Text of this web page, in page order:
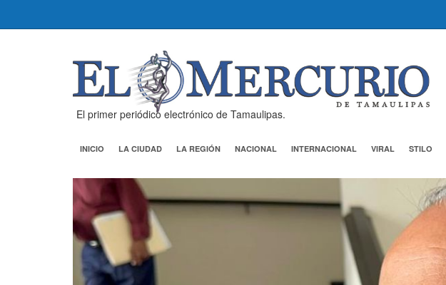
El primer periódico electrónico de Tamaulipas.
INICIO LA CIUDAD LA REGIÓN NACIONAL INTERNACIONAL VIRAL STILO